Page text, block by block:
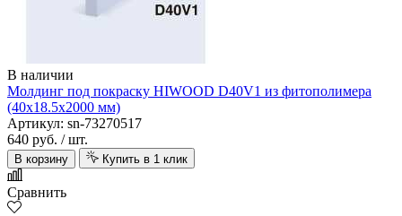
В наличии
Молдинг под покраску HIWOOD D40V1 из фитополимера
(40х18.5х2000 мм)
Артикул: sn-73270517
640 руб. / шт.
В корзину Купить в 1 клик
Сравнить